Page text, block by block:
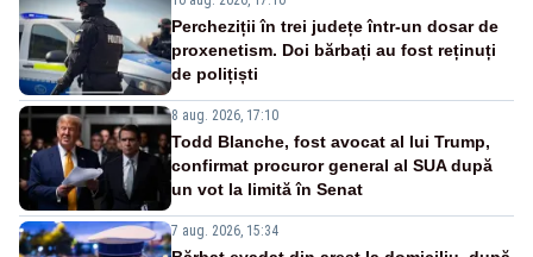
Percheziții în trei județe într-un dosar de
proxenetism. Doi bărbați au fost reținuți
de polițiști
8 aug. 2026, 17:10
Todd Blanche, fost avocat al lui Trump,
confirmat procuror general al SUA după
un vot la limită în Senat
7 aug. 2026, 15:34